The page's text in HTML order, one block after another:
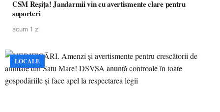
CSM Reșița! Jandarmii vin cu avertismente clare pentru
suporteri
acum 1 zi
LOCALE